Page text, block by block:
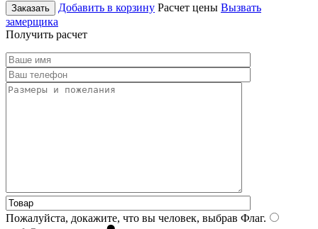
Заказать Добавить в корзину Расчет цены Вызвать
замерщика
Получить расчет
Пожалуйста, докажите, что вы человек, выбрав Флаг.